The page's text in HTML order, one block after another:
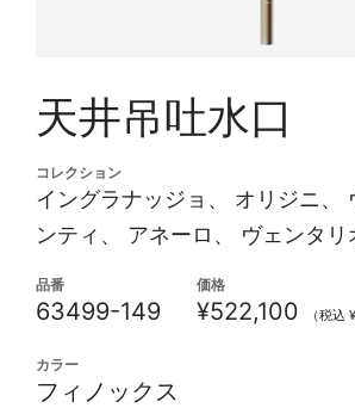
天井吊吐水口
コレクション
イングラナッジョ、 オリジニ、
ンティ、 アネーロ、 ヴェンタリ
品番
63499-149
価格
¥522,100 （税込
カラー
フィノックス